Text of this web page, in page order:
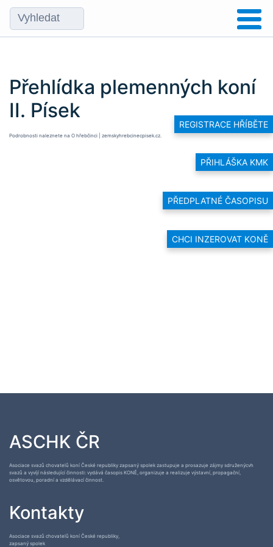
REGISTRACE HŘÍBĚTE
PŘIHLÁŠKA KMK
PŘEDPLATNÉ ČASOPISU
CHCI INZEROVAT KONĚ
Přehlídka plemenných koní
II. Písek
Podrobnosti naleznete na O hřebčinci | zemskyhrebcinecpisek.cz.
ASCHK ČR
Asociace svazů chovatelů koní České republiky zapsaný spolek zastupuje a prosazuje zájmy sdruženýcvh
svazů a vyvíjí následující činnosti: vydává časopis KONĚ, organizuje a realizuje výstavní, propagační,
osvětovou, poradní a vzdělávací činnost.
Kontakty
Asociace svazů chovatelů koní České republiky,
zapsaný spolek